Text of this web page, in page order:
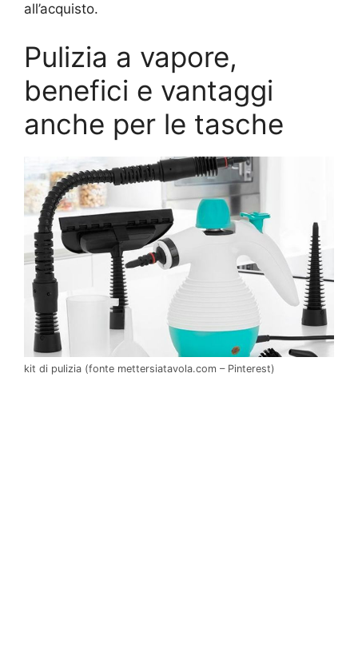
all’acquisto.
Pulizia a vapore,
benefici e vantaggi
anche per le tasche
kit di pulizia (fonte mettersiatavola.com – Pinterest)